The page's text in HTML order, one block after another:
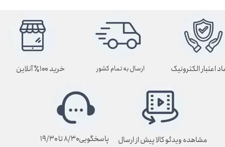
ارسال به تمام کشور
پاسخگویی۸/۳۰ تا ۱۹/۳۰
اعتبار الکترونیک خرید ۱۰۰٪ آنلاین
مشاهده ویدئو کالا پیش از ارسال